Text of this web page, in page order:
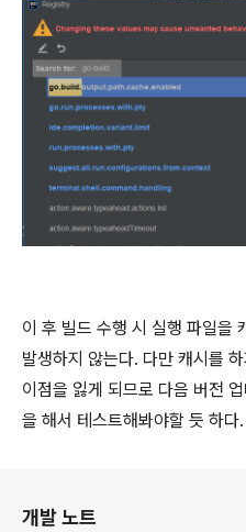
이 후 빌드 수행 시 실행 파일을
발생하지 않는다. 다만 캐시를
이점을 잃게 되므로 다음 버전
을 해서 테스트해봐야할 듯 하다.
개발 노트